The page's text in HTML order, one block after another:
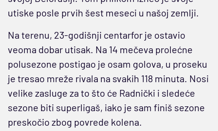
utiske posle prvih šest meseci u našoj zemlji.
Na terenu, 23-godišnji centarfor je ostavio
veoma dobar utisak. Na 14 mečeva prolećne
polusezone postigao je osam golova, u proseku
je tresao mreže rivala na svakih 118 minuta. Nosi
velike zasluge za to što će Radnički i sledeće
sezone biti superligaš, iako je sam finiš sezone
preskočio zbog povrede kolena.